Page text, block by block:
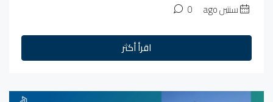
سنتين ago 0
اقرأ أكثر